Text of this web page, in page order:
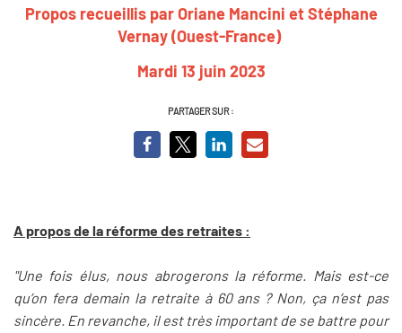
Propos recueillis par Oriane Mancini et Stéphane
Vernay (Ouest-France)
Mardi 13 juin 2023
PARTAGER SUR :
A propos de la réforme des retraites :
"Une fois élus, nous abrogerons la réforme. Mais est-ce
qu’on fera demain la retraite à 60 ans ? Non, ça n’est pas
sincère. En revanche, il est très important de se battre pour